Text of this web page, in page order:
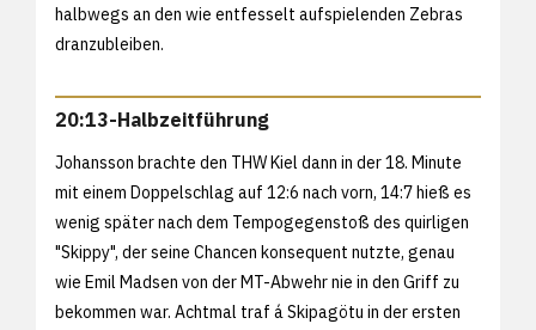
halbwegs an den wie entfesselt aufspielenden Zebras
dranzubleiben.
20:13-Halbzeitführung
Johansson brachte den THW Kiel dann in der 18. Minute
mit einem Doppelschlag auf 12:6 nach vorn, 14:7 hieß es
wenig später nach dem Tempogegenstoß des quirligen
"Skippy", der seine Chancen konsequent nutzte, genau
wie Emil Madsen von der MT-Abwehr nie in den Griff zu
bekommen war. Achtmal traf á Skipagötu in der ersten